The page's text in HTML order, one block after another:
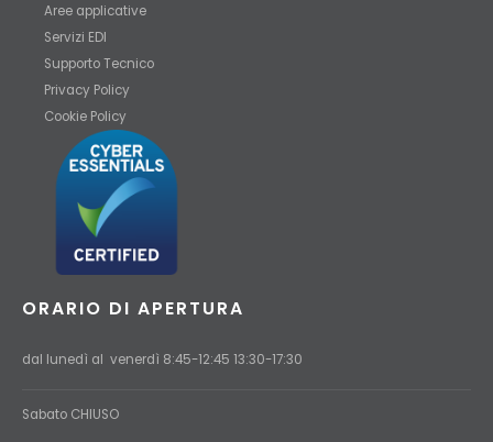
Aree applicative
Servizi EDI
Supporto Tecnico
Privacy Policy
Cookie Policy
ORARIO DI APERTURA
dal lunedì al venerdì 8:45-12:45 13:30-17:30
Sabato CHIUSO